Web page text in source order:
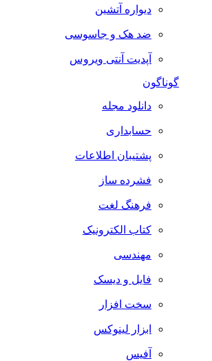
دیواره آتشین
ضد هک و جاسوسی
آپدیت آنتی ویروس
گوناگون
دانلود مجله
حسابداری
پشتیبان اطلاعات
فشرده ساز
فرهنگ لغت
کتاب الکترونیک
مهندسی
فایل و دیسک
سخت افزار
ابزار لینوکس
آفیس